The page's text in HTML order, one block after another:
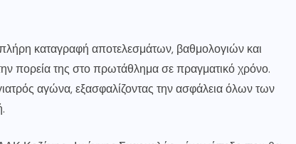
καταγραφή αποτελεσμάτων, βαθμολογιών και
πορεία της στο πρωτάθλημα σε πραγματικό χρόνο.
αγώνα, εξασφαλίζοντας την ασφάλεια όλων των